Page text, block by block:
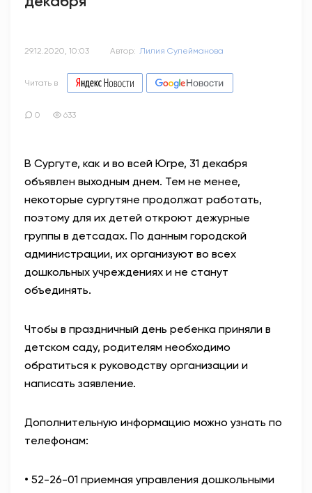
29.12.2020, 10:03 Автор: Лилия Сулейманова
Читать в
0 633
В Сургуте, как и во всей Югре, 31 декабря
объявлен выходным днем. Тем не менее,
некоторые сургутяне продолжат работать,
поэтому для их детей откроют дежурные
группы в детсадах. По данным городской
администрации, их организуют во всех
дошкольных учреждениях и не станут
объединять.
Чтобы в праздничный день ребенка приняли в
детском саду, родителям необходимо
обратиться к руководству организации и
написать заявление.
Дополнительную информацию можно узнать по
телефонам:
• 52-26-01 приемная управления дошкольными